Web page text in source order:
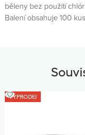
běleny bez použití
Balení obsahuje 100
VÝPRODEJ